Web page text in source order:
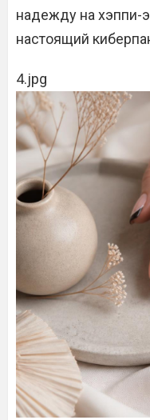
надежду на хэппи-
настоящий
4.jpg